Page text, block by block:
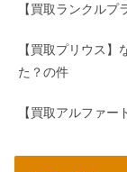
【買取ランクルプ
【買取プリウス
た？の件
【買取アルファ